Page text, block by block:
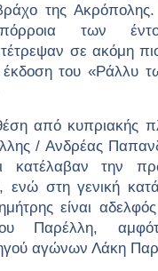
της
των
σε ακόμη
του «Ράλλυ
από κυπριακής
/ Aνδρέας
κατέλαβαν την
ενώ στη γενική
είναι
Παρέλλη,
αγώνων Λάκη